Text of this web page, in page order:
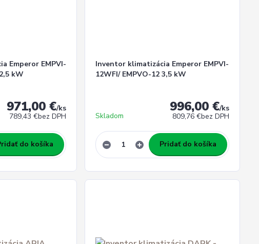
Emperor EMPVI-
kW
971,00 €/ks
789,43 €bez DPH
do košíka
Inventor klimatizácia Emperor EMPVI-
12WFI/ EMPVO-12 3,5 kW
996,00 €/ks
809,76 €bez DPH
Skladom
Pridať do košíka